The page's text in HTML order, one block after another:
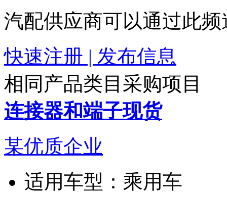
汽配供应商可以通过此
快速注册 | 发布信息
相同产品类目采购项目
连接器和端子现货
某优质企业
适用车型： 乘用车